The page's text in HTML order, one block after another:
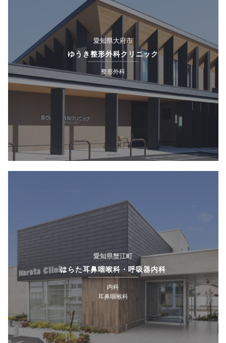
愛知県大府市
ゆうき整形外科クリニック
整形外科
愛知県蟹江町
はらた耳鼻咽喉科・呼吸器内科
内科
耳鼻咽喉科